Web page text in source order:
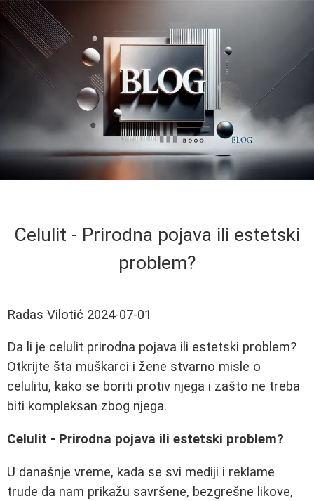
Celulit - Prirodna pojava ili estetski
problem?
Radas Vilotić 2024-07-01
Da li je celulit prirodna pojava ili estetski problem?
Otkrijte šta muškarci i žene stvarno misle o
celulitu, kako se boriti protiv njega i zašto ne treba
biti kompleksan zbog njega.
Celulit - Prirodna pojava ili estetski problem?
U današnje vreme, kada se svi mediji i reklame
trude da nam prikažu savršene, bezgrešne likove,